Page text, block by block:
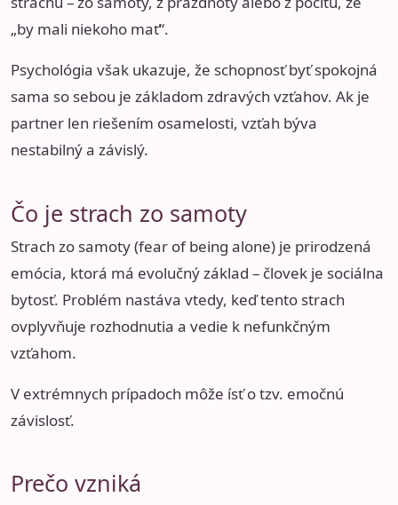
„by mali niekoho mať“.
Psychológia však ukazuje, že schopnosť byť spokojná
sama so sebou je základom zdravých vzťahov. Ak je
partner len riešením osamelosti, vzťah býva
nestabilný a závislý.
Čo je strach zo samoty
Strach zo samoty (fear of being alone) je prirodzená
emócia, ktorá má evolučný základ – človek je sociálna
bytosť. Problém nastáva vtedy, keď tento strach
ovplyvňuje rozhodnutia a vedie k nefunkčným
vzťahom.
V extrémnych prípadoch môže ísť o tzv. emočnú
závislosť.
Prečo vzniká